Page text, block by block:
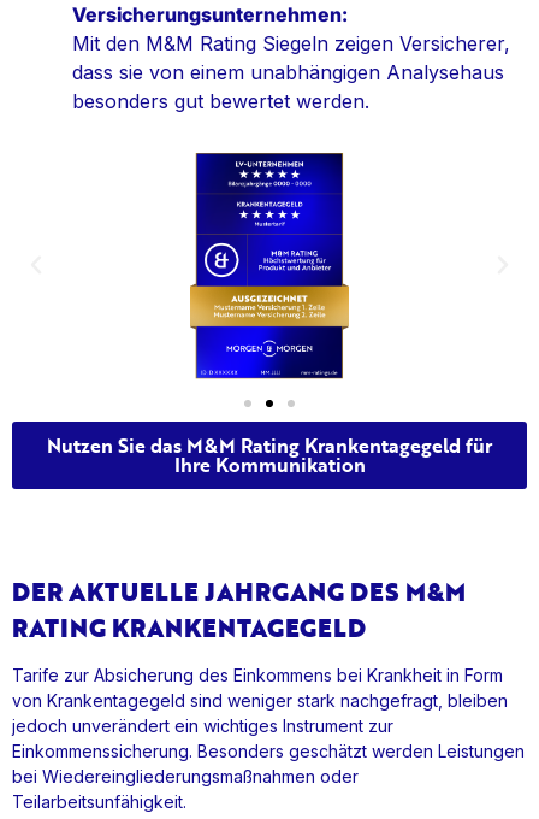
Versicherungsunternehmen:
Mit den M&M Rating Siegeln zeigen Versicherer,
dass sie von einem unabhängigen Analysehaus
besonders gut bewertet werden.
Nutzen Sie das M&M Rating Krankentagegeld für
Ihre Kommunikation
DER AKTUELLE JAHRGANG DES M&M
RATING KRANKENTAGEGELD
Tarife zur Absicherung des Einkommens bei Krankheit in Form
von Krankentagegeld sind weniger stark nachgefragt, bleiben
jedoch unverändert ein wichtiges Instrument zur
Einkommenssicherung. Besonders geschätzt werden Leistungen
bei Wiedereingliederungsmaßnahmen oder
Teilarbeitsunfähigkeit.